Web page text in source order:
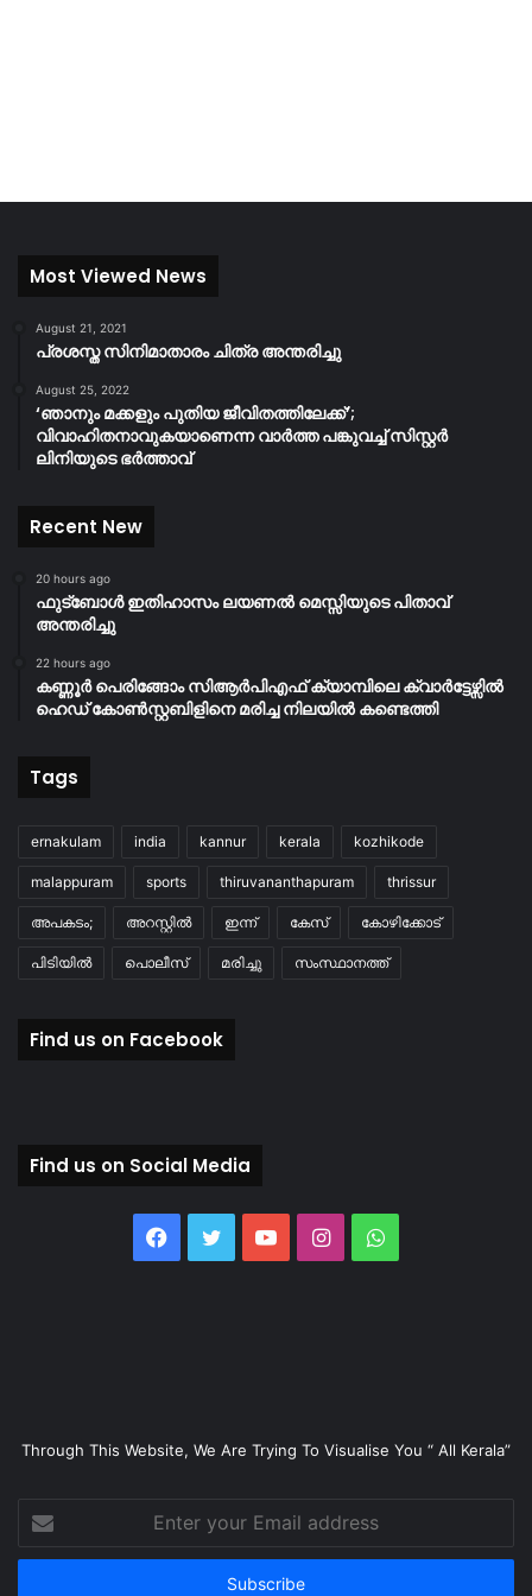
Most Viewed News
August 21, 2021
പ്രശസ്ത സിനിമാതാരം ചിത്ര അന്തരിച്ചു
August 25, 2022
‘ഞാനും മക്കളും പുതിയ ജീവിതത്തിലേക്ക്’;
വിവാഹിതനാവുകയാണെന്ന വാർത്ത പങ്കുവച്ച് സിസ്റ്റർ
ലിനിയുടെ ഭർത്താവ്
Recent New
20 hours ago
ഫുട്ബോൾ ഇതിഹാസം ലയണൽ മെസ്സിയുടെ പിതാവ്
അന്തരിച്ചു
22 hours ago
കണ്ണൂർ പെരിങ്ങോം സിആർപിഎഫ് ക്യാമ്പിലെ ക്വാർട്ടേഴ്സിൽ
ഹെഡ് കോൺസ്റ്റബിളിനെ മരിച്ച നിലയിൽ കണ്ടെത്തി
Tags
ernakulam india kannur kerala kozhikode
malappuram sports thiruvananthapuram thrissur
അപകടം; അറസ്റ്റിൽ ഇന്ന് കേസ് കോഴിക്കോട്
പിടിയിൽ പൊലീസ് മരിച്ചു സംസ്ഥാനത്ത്
Find us on Facebook
Find us on Social Media
Facebook
TwitterYouTubeInstagramWhatsApp
Through This Website, We Are Trying To Visualise You “ All Kerala”
your
Email